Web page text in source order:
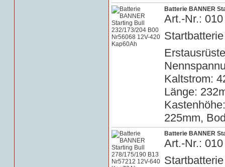
Batterie BANNER
Art.-Nr.:
Kaltstrom:
Länge:
225mm,
Batterie BANNER
Art.-Nr.: